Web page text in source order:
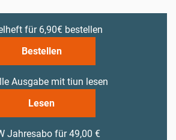
für 6,90€ bestellen
Bestellen
Ausgabe mit tiun lesen
Lesen
Jahresabo für 49,00 €